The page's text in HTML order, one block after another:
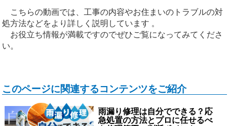
こちらの動画では、工事の内容やお住まいのトラブルの対
処方法などをより詳しく説明しています 。
お役立ち情報が満載ですのでぜひご覧になってみてくださ
い。
このページに関連するコンテンツをご紹介
雨漏り修理は自分でできる？応
急処置の方法とプロに任せるべ